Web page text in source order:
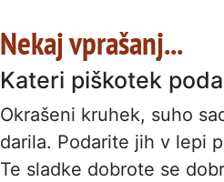
Nekaj vprašanj...
Kateri piškotek
Okrašeni kruhek, suho
darila. Podarite jih v lepi
Te sladke dobrote se